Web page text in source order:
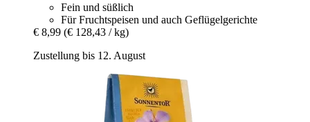
Fein und süßlich
Für Fruchtspeisen und auch Geflügelgerichte
€ 8,99 (€ 128,43 / kg)
Zustellung bis 12. August